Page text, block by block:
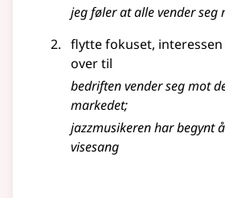
jeg føler at alle vender seg
flytte fokuset,
over til
bedriften vender seg mot
markedet;
jazzmusikeren har begynt
visesang